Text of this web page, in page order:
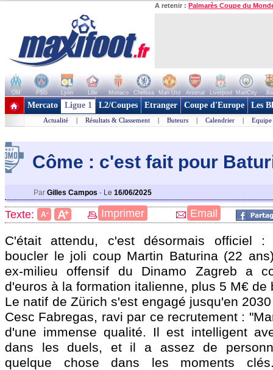
A retenir : Palmarès Coupe du
OM PSG Lyon Lille Monaco Chelsea Man Utd Arsenal Liverpool ManCity
+ de clubs
Mercato Ligue 1 L2/Coupes Etranger Coupe d'Europe Les
Actualité | Résultats & Classement | Buteurs | Calendrier | Equipe
Côme : c'est fait pour
Par Gilles Campos - Le 16/06/2025
Texte: A- A+ Imprimer Email
C'était attendu, c'est désormais officiel
boucler le joli coup Martin Baturina (22
ex-milieu offensif du Dinamo Zagreb a
d'euros à la formation italienne, plus 5 M€ de
Le natif de Zürich s'est engagé jusqu'en
Cesc Fabregas, ravi par ce recrutement :
d'une immense qualité. Il est intelligent
dans les duels, et il a assez de
quelque chose dans les moments